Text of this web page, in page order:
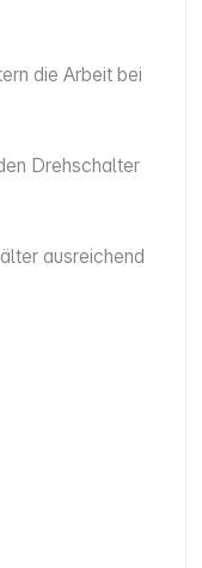
die Arbeit bei
Drehschalter
ausreichend